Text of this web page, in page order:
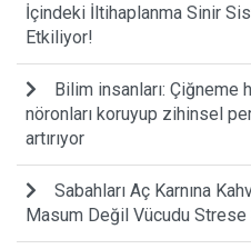
İçindeki İltihaplanma Sinir
Etkiliyor!
Bilim insanları: Çiğneme
nöronları koruyup zihinsel
artırıyor
Sabahları Aç Karnına
Masum Değil Vücudu